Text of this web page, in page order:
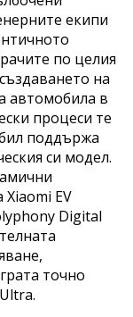
екипи
по целия
на
автомобила в
процеси те
поддържа
си модел.
EV
Digital
точно